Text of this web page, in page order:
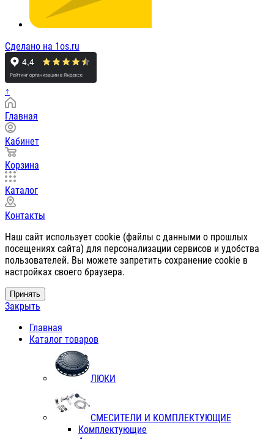
Сделано на 1os.ru
↑
Главная
Кабинет
Корзина
Каталог
Контакты
Наш сайт использует cookie (файлы с данными о прошлых
посещениях сайта) для персонализации сервисов и удобства
пользователей. Вы можете запретить сохранение cookie в
настройках своего браузера.
Принять
Закрыть
Главная
Каталог товаров
ЛЮКИ
СМЕСИТЕЛИ И КОМПЛЕКТУЮЩИЕ
Комплектующие